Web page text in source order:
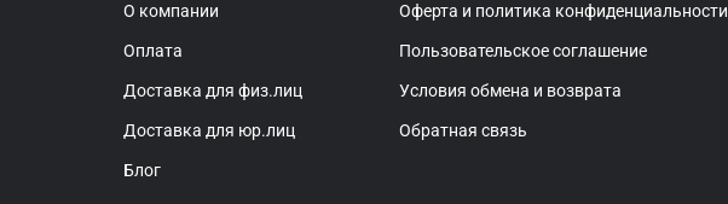
О компании
Оплата
Доставка для физ.лиц
Доставка для юр.лиц
Блог
Оферта и политика конфиденциальности
Пользовательское соглашение
Условия обмена и возврата
Обратная связь